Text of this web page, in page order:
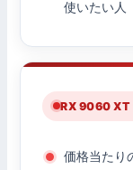
使いたい人
RX 9060 XT
価格当たり